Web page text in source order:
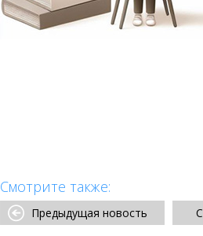
Смотрите также:
Предыдущая новость